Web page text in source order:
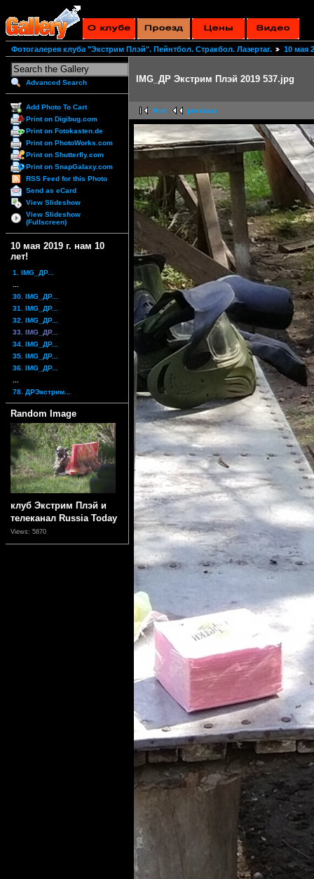
Фотогалерея клуба "Экстрим Плэй". Пейнтбол. Стракбол. Лазертаг. 10 мая
Advanced Search
Add Photo To Cart
Print on Digibug.com
Print on Fotokasten.de
Print on PhotoWorks.com
Print on Shutterfly.com
Print on SnapGalaxy.com
RSS Feed for this Photo
Send as eCard
View Slideshow
View Slideshow
(Fullscreen)
10 мая 2019 г. нам 10
лет!
1. IMG_ДР...
30. IMG_ДР...
31. IMG_ДР...
32. IMG_ДР...
33. IMG_ДР...
34. IMG_ДР...
35. IMG_ДР...
36. IMG_ДР...
78. ДРЭкстрим...
Random Image
клуб Экстрим Плэй и
телеканал Russia Today
Views: 5870
IMG_ДР Экстрим Плэй 2019 537.jpg
first previous